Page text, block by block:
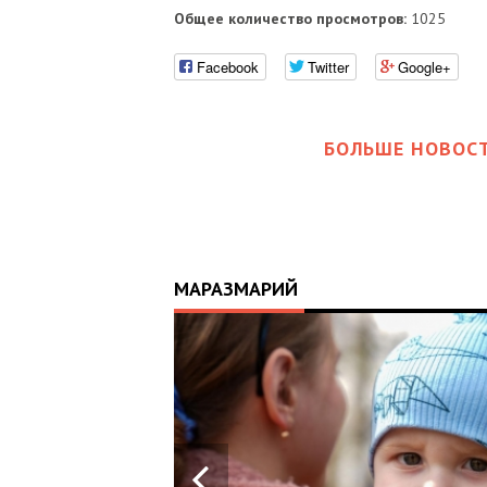
Общее количество просмотров:1025
Facebook Twitter Google+
БОЛЬШЕ
МАРАЗМАРИЙ